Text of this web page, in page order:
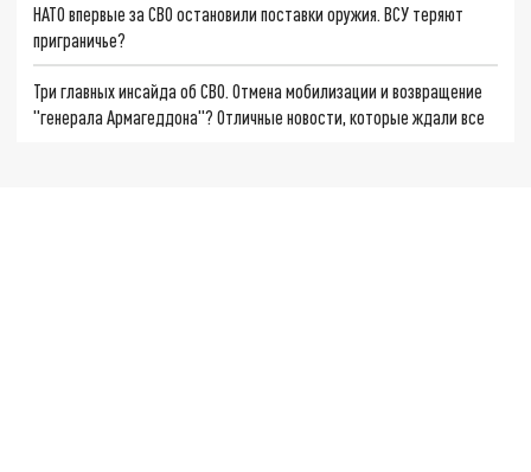
НАТО впервые за СВО остановили поставки оружия. ВСУ теряют
приграничье?
Три главных инсайда об СВО. Отмена мобилизации и возвращение
"генерала Армагеддона"? Отличные новости, которые ждали все